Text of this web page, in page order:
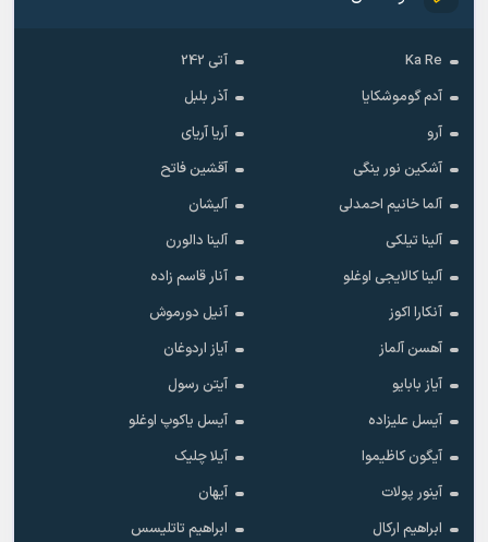
Ka Re
آتی 242
آدم گوموشکایا
آذر بلبل
آرو
آریا آریای
آشکین نور ینگی
آقشین فاتح
آلما خانیم احمدلی
آلیشان
آلینا تیلکی
آلینا دالورن
آلینا کالایجی اوغلو
آنار قاسم زاده
آنکارا اکوز
آنیل دورموش
آهسن آلماز
آیاز اردوغان
آیاز بابایو
آیتن رسول
آیسل علیزاده
آیسل یاکوپ اوغلو
آیگون کاظیموا
آیلا چلیک
آینور پولات
آیهان
ابراهیم ارکال
ابراهیم تاتلیسس